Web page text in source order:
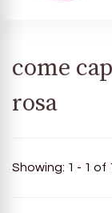
come
rosa
Showing: 1 - 1 of